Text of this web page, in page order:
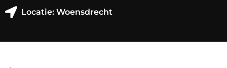
Locatie: Woensdrecht